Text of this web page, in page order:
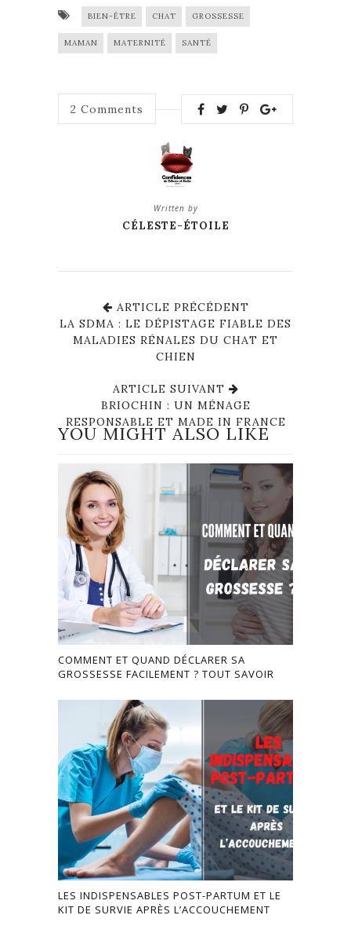
BIEN-ÊTRE CHAT GROSSESSE
MAMAN MATERNITÉ SANTÉ
2 Comments
Written by
CÉLESTE-ÉTOILE
ARTICLE PRÉCÉDENT
LA SDMA : LE DÉPISTAGE FIABLE DES
MALADIES RÉNALES DU CHAT ET
CHIEN
ARTICLE SUIVANT
BRIOCHIN : UN MÉNAGE
RESPONSABLE ET MADE IN FRANCE
YOU MIGHT ALSO LIKE
COMMENT ET QUAND DÉCLARER SA
GROSSESSE FACILEMENT ? TOUT SAVOIR
LES INDISPENSABLES POST-PARTUM ET LE
KIT DE SURVIE APRÈS L’ACCOUCHEMENT